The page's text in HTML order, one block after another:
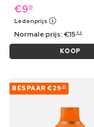
€9 19
Ledenprijs
Normale prijs:€15 99
KOOP
BESPAAR €29 33